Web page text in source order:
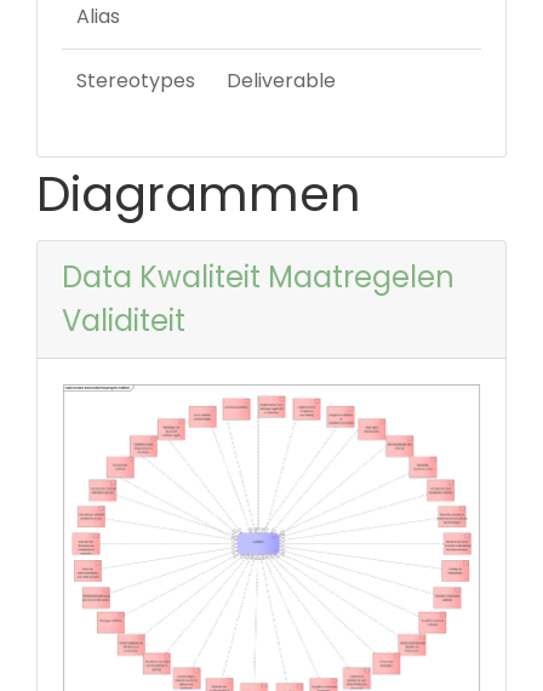
Alias
Stereotypes Deliverable
Diagrammen
Data Kwaliteit Maatregelen
Validiteit